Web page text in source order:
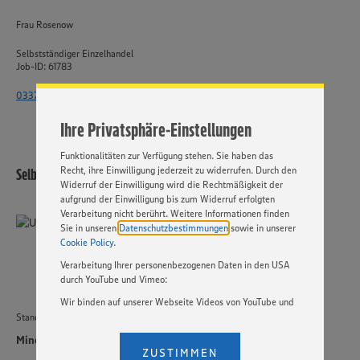
Ihre Privatsphäre-Einstellungen
ein bestmögliches Nutzungserlebnis unserer Website zu
Website zu personalisieren und Ihnen möglichst relevante
Inhalte anzubieten. Ihre Einwilligung in die Nutzung von
Cookies und anderer Technologien ist freiwillig und kann
„EINSTELLUNGEN ÄNDERN”. Bitte beachten Sie, dass auf
Basis Ihrer Einstellungen ggf. nicht mehr alle
Funktionalitäten zur Verfügung stehen. Sie haben das
Recht, ihre Einwilligung jederzeit zu widerrufen. Durch den
Widerruf der Einwilligung wird die Rechtmäßigkeit der
aufgrund der Einwilligung bis zum Widerruf erfolgten
Verarbeitung nicht berührt. Weitere Informationen finden
Sie in unseren Datenschutzbestimmungen sowie in unserer
Cookie Policy.
Verarbeitung Ihrer personenbezogenen Daten in den USA
durch YouTube und Vimeo:
Wir binden auf unserer Webseite Videos von YouTube und
Einstellungen bezüglich YouTube und Vimeo zu ändern,
ZUSTIMMEN
Frau Rosenow
Selbstständiger Einzelhandel
Job-ID: 61783
033764 - 2515 4471
Selbstständiger Einzelhandel
Standort
Minden